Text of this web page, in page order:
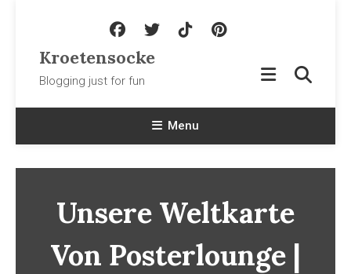
Kroetensocke
Blogging just for fun
Menu
Unsere Weltkarte
Von Posterlounge |